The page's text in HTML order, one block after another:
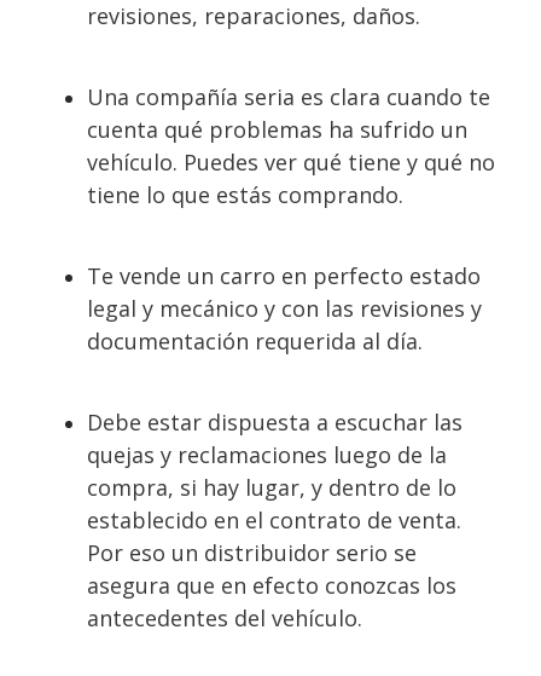
revisiones, reparaciones, daños.
Una compañía seria es clara cuando te
cuenta qué problemas ha sufrido un
vehículo. Puedes ver qué tiene y qué no
tiene lo que estás comprando.
Te vende un carro en perfecto estado
legal y mecánico y con las revisiones y
documentación requerida al día.
Debe estar dispuesta a escuchar las
quejas y reclamaciones luego de la
compra, si hay lugar, y dentro de lo
establecido en el contrato de venta.
Por eso un distribuidor serio se
asegura que en efecto conozcas los
antecedentes del vehículo.